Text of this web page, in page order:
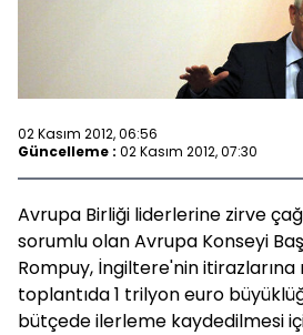
02 Kasım 2012, 06:56
Güncelleme : 02 Kasım 2012, 07:30
Avrupa Birliği liderlerine zirve
sorumlu olan Avrupa Konseyi
Rompuy, İngiltere'nin
toplantıda 1 trilyon euro
bütçede ilerleme kaydedilmesi